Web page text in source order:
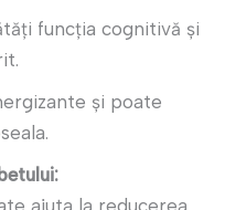
funcția cognitivă și
și poate